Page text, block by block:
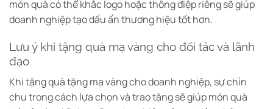
món quà có thể khắc logo hoặc thông điệp riêng sẽ giúp
doanh nghiệp tạo dấu ấn thương hiệu tốt hơn.
Lưu ý khi tặng quà mạ vàng cho đối tác và lãnh
đạo
Khi tặng quà tặng mạ vàng cho doanh nghiệp, sự chỉn
chu trong cách lựa chọn và trao tặng sẽ giúp món quà